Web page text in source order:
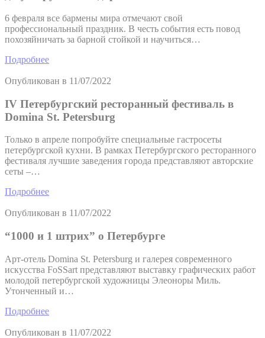
6 февраля все бармены мира отмечают свой
профессиональный праздник. В честь события есть повод
похозяйничать за барной стойкой и научиться…
Подробнее
Опубликован в 11/07/2022
IV Петербургский ресторанный фестиваль в
Domina St. Petersburg
Только в апреле попробуйте специальные гастросеты
петербургской кухни. В рамках Петербургского ресторанного
фестиваля лучшие заведения города представляют авторские
сеты –…
Подробнее
Опубликован в 11/07/2022
“1000 и 1 штрих” о Петербурге
Арт-отель Domina St. Petersburg и галерея современного
искусства FoSSart представляют выставку графических работ
молодой петербургской художницы Элеоноры Миль.
Утонченный и…
Подробнее
Опубликован в 11/07/2022